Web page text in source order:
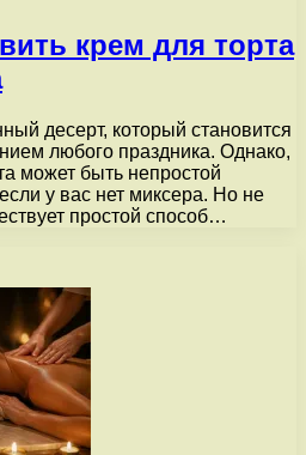
крем для торта
десерт, который становится
любого праздника. Однако,
может быть непростой
у вас нет миксера. Но не
простой способ…